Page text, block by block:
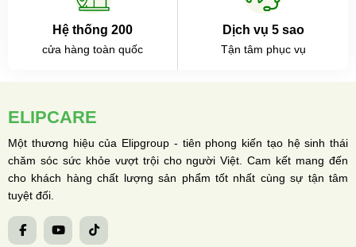
Hệ thống 200
cửa hàng toàn quốc
Dịch vụ 5 sao
Tận tâm phục vụ
ELIPCARE
Một thương hiệu của Elipgroup - tiên phong kiến tạo hệ sinh thái
chăm sóc sức khỏe vượt trội cho người Việt. Cam kết mang đến
cho khách hàng chất lượng sản phẩm tốt nhất cùng sự tận tâm
tuyệt đối.